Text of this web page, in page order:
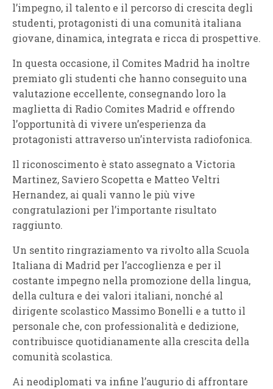
l’impegno, il talento e il percorso di crescita degli
studenti, protagonisti di una comunità italiana
giovane, dinamica, integrata e ricca di prospettive.
In questa occasione, il Comites Madrid ha inoltre
premiato gli studenti che hanno conseguito una
valutazione eccellente, consegnando loro la
maglietta di Radio Comites Madrid e offrendo
l’opportunità di vivere un’esperienza da
protagonisti attraverso un’intervista radiofonica.
Il riconoscimento è stato assegnato a Victoria
Martinez, Saviero Scopetta e Matteo Veltri
Hernandez, ai quali vanno le più vive
congratulazioni per l’importante risultato
raggiunto.
Un sentito ringraziamento va rivolto alla Scuola
Italiana di Madrid per l’accoglienza e per il
costante impegno nella promozione della lingua,
della cultura e dei valori italiani, nonché al
dirigente scolastico Massimo Bonelli e a tutto il
personale che, con professionalità e dedizione,
contribuisce quotidianamente alla crescita della
comunità scolastica.
Ai neodiplomati va infine l’augurio di affrontare